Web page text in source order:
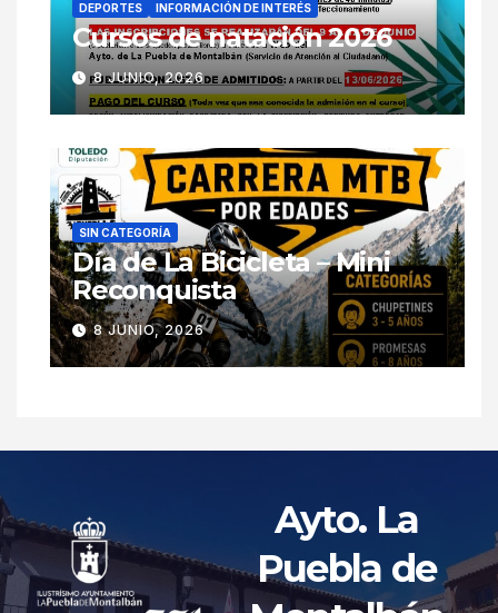
DEPORTES INFORMACIÓN DE INTERÉS
Cursos de natación 2026
8 JUNIO, 2026
SIN CATEGORÍA
Día de La Bicicleta – Mini
Reconquista
8 JUNIO, 2026
Ayto. La
Puebla de